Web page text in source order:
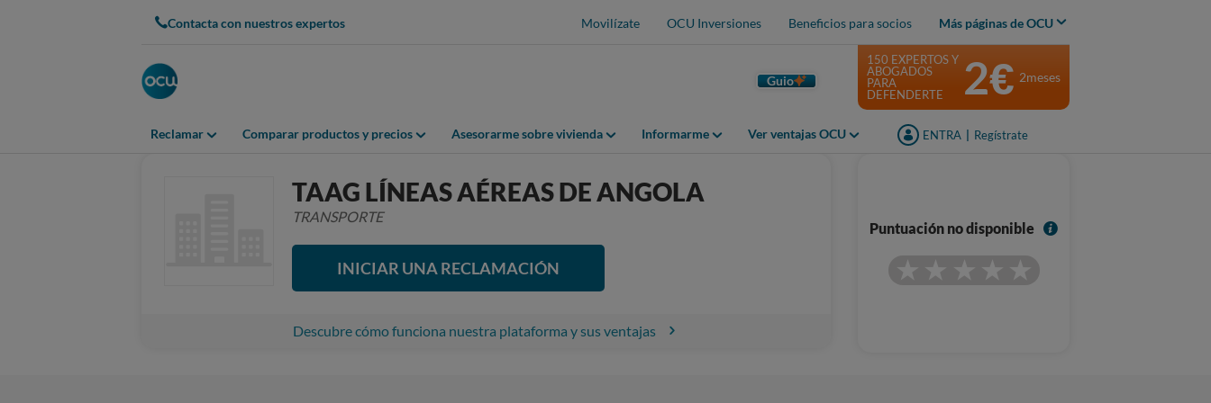
Contacta con nuestros expertos Movilízate OCU Inversiones Beneficios para socios Más páginas de OCU
Guio
Reclamar Comparar productos y precios Asesorarme sobre vivienda Informarme Ver ventajas OCU ENTRA Regístrate
150 EXPERTOS Y
ABOGADOS
PARA
DEFENDERTE
2€ 2meses
TAAG LÍNEAS AÉREAS DE ANGOLA
TRANSPORTE
INICIAR UNA RECLAMACIÓN
Descubre cómo funciona nuestra plataforma y sus ventajas
Puntuación no disponible
I